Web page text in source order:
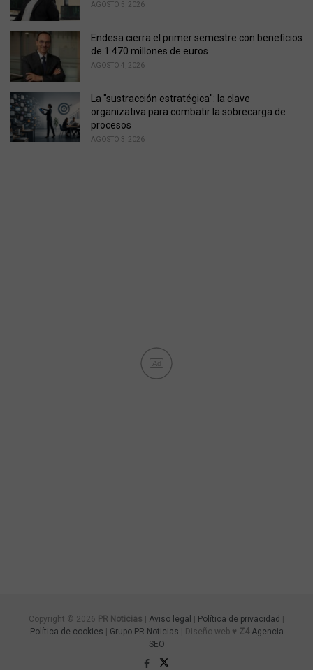
AGOSTO 5, 2026
Endesa cierra el primer semestre con beneficios
de 1.470 millones de euros
AGOSTO 4, 2026
La "sustracción estratégica": la clave
organizativa para combatir la sobrecarga de
procesos
AGOSTO 3, 2026
Ad
Copyright © 2026 PR Noticias | Aviso legal | Política de privacidad |
Política de cookies | Grupo PR Noticias | Diseño web ♥ Z4 Agencia
SEO